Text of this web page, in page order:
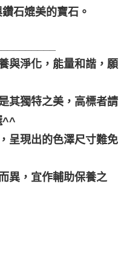
石媲美的寶石。
與淨化，能量和諧，願
其獨特之美，高標者請
^^
呈現出的色澤尺寸難免
異，宜作輔助保養之